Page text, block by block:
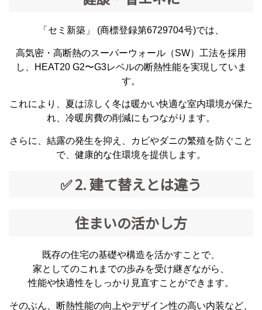
「セミ新築」 (商標登録第6729704号)では、
高気密・高断熱のスーパーウォール（SW）工法を採用
し、HEAT20 G2〜G3レベルの断熱性能を実現していま
す。
これにより、夏は涼しく冬は暖かい快適な室内環境が保た
れ、冷暖房費の削減にもつながります。
さらに、結露の発生を抑え、カビやダニの繁殖を防ぐこと
で、健康的な住環境を提供します。
✅ 2. 建て替えとは違う
住まいの活かし方
既存の住宅の基礎や構造を活かすことで、
家としてのこれまでの歩みを受け継ぎながら、
性能や快適性をしっかり見直すことができます。
そのぶん、断熱性能の向上やデザイン性の高い内装など、